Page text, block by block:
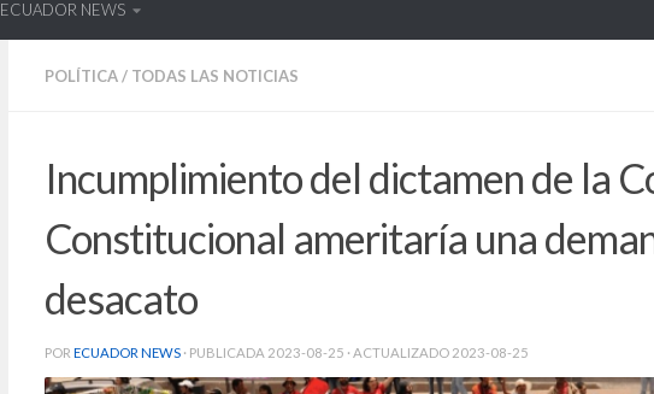
ECUADOR NEWS
POLÍTICA/ TODAS LAS NOTICIAS
Incumplimiento del dictamen de la
Constitucional ameritaría una
desacato
POR ECUADOR NEWS · PUBLICADA 2023-08-25 · ACTUALIZADO 2023-08-25